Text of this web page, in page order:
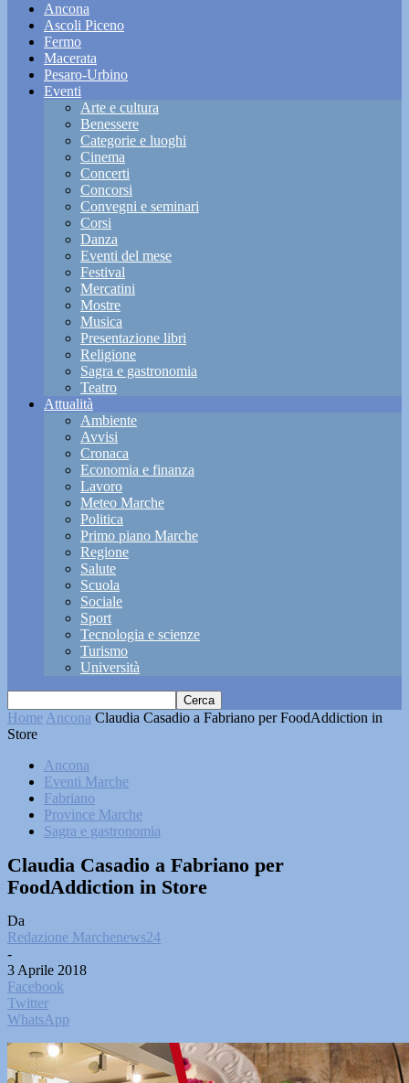
Ancona
Ascoli Piceno
Fermo
Macerata
Pesaro-Urbino
Eventi
Arte e cultura
Benessere
Categorie e luoghi
Cinema
Concerti
Concorsi
Convegni e seminari
Corsi
Danza
Eventi del mese
Festival
Mercatini
Mostre
Musica
Presentazione libri
Religione
Sagra e gastronomia
Teatro
Attualità
Ambiente
Avvisi
Cronaca
Economia e finanza
Lavoro
Meteo Marche
Politica
Primo piano Marche
Regione
Salute
Scuola
Sociale
Sport
Tecnologia e scienze
Turismo
Università
Home Ancona Claudia Casadio a Fabriano per FoodAddiction in
Store
Ancona
Eventi Marche
Fabriano
Province Marche
Sagra e gastronomia
Claudia Casadio a Fabriano per
FoodAddiction in Store
Da
Redazione Marchenews24
-
3 Aprile 2018
Facebook
Twitter
WhatsApp